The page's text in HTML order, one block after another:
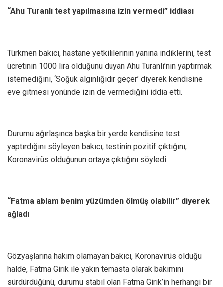
“Ahu Turanlı test yapılmasına izin vermedi” iddiası
Türkmen bakıcı, hastane yetkililerinin yanına indiklerini, test
ücretinin 1000 lira olduğunu duyan Ahu Turanlı’nın yaptırmak
istemediğini, ‘Soğuk algınlığıdır geçer’ diyerek kendisine
eve gitmesi yönünde izin de vermediğini iddia etti.
Durumu ağırlaşınca başka bir yerde kendisine test
yaptırdığını söyleyen bakıcı, testinin pozitif çıktığını,
Koronavirüs olduğunun ortaya çıktığını söyledi.
“Fatma ablam benim yüzümden ölmüş olabilir” diyerek
ağladı
Gözyaşlarına hakim olamayan bakıcı, Koronavirüs olduğu
halde, Fatma Girik ile yakın temasta olarak bakımını
sürdürdüğünü, durumu stabil olan Fatma Girik’in herhangi bir